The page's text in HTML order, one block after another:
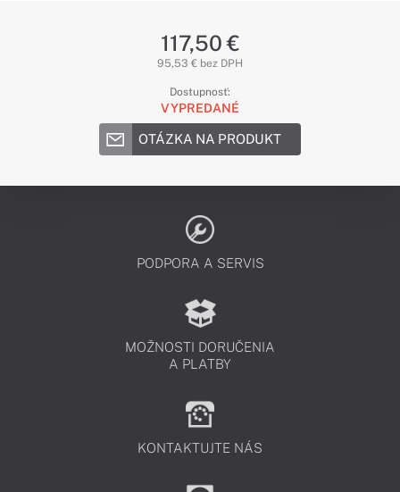
117,50 €
95,53 € bez DPH
Dostupnosť:
VYPREDANÉ
OTÁZKA NA PRODUKT
PODPORA A SERVIS
MOŽNOSTI DORUČENIA
A PLATBY
KONTAKTUJTE NÁS